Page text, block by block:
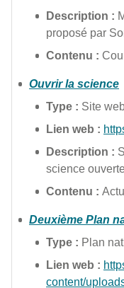
Description :
proposé par
Contenu :
Ouvrir la science
Type : Site
Lien web :
Description :
science
Contenu :
Deuxième Plan
Type : Plan
Lien web :
content/